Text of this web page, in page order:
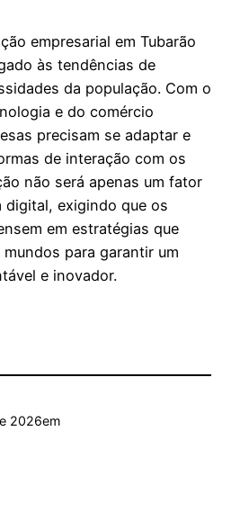
empresarial em Tubarão
às tendências de
da população. Com o
e do comércio
precisam se adaptar e
de interação com os
não será apenas um fator
digital, exigindo que os
em estratégias que
para garantir um
e inovador.
2026em